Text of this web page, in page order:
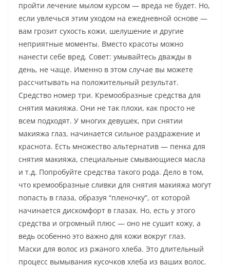
пройти лечение мылом курсом — вреда не будет. Но,
если увлечься этим уходом на ежедневной основе —
вам грозит сухость кожи, шелушение и другие
неприятные моменты. Вместо красоты можно
нанести себе вред. Совет: умывайтесь дважды в
день, не чаще. Именно в этом случае вы можете
рассчитывать на положительный результат.
Средство номер три. Кремообразные средства для
снятия макияжа. Они не так плохи, как просто не
всем подходят. У многих девушек, при снятии
макияжа глаз, начинается сильное раздражение и
краснота. Есть множество альтернатив — пенка для
снятия макияжа, специальные смывающиеся масла
и т.д. Попробуйте средства такого рода. Дело в том,
что кремообразные сливки для снятия макияжа могут
попасть в глаза, образуя “пленочку”, от которой
начинается дискомфорт в глазах. Но, есть у этого
средства и огромный плюс — оно не сушит кожу, а
ведь особенно это важно для кожи вокруг глаз.
Маски для волос из ржаного хлеба. Это длительный
процесс вымывания кусочков хлеба из ваших волос.